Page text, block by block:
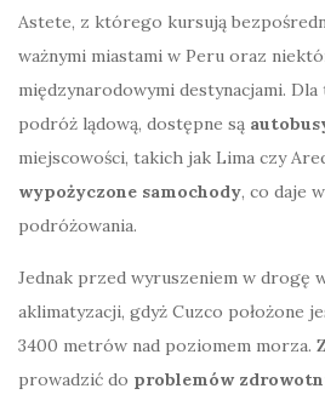
Astete, z którego kursują
ważnymi miastami w Peru oraz
międzynarodowymi destynacjami.
podróż lądową, dostępne są
miejscowości, takich jak Lima czy
wypożyczone samochody, co daje
podróżowania.
Jednak przed wyruszeniem w drogę
aklimatyzacji, gdyż Cuzco położone
3400 metrów nad poziomem morza.
prowadzić do problemów